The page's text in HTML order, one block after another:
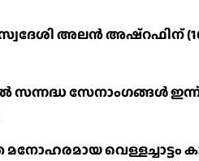
അലൻ അഷ്റഫിന്
സേനാംഗങ്ങൾ ഇന്ന്
വെള്ളച്ചാട്ടം